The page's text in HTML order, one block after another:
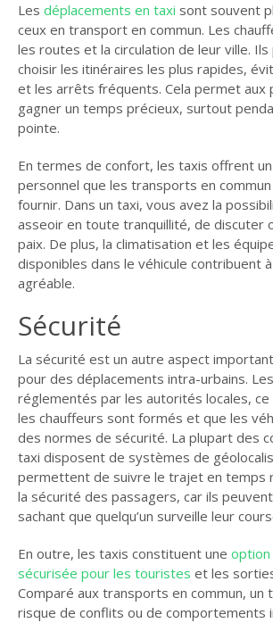
Les déplacements en taxi sont souvent
ceux en transport en commun. Les
les routes et la circulation de leur ville. Ils
choisir les itinéraires les plus rapides,
et les arrêts fréquents. Cela permet aux
gagner un temps précieux, surtout
pointe.
En termes de confort, les taxis offrent
personnel que les transports en
fournir. Dans un taxi, vous avez la
asseoir en toute tranquillité, de discuter
paix. De plus, la climatisation et les
disponibles dans le véhicule contribuent
agréable.
Sécurité
La sécurité est un autre aspect
pour des déplacements intra-urbains.
réglementés par les autorités locales,
les chauffeurs sont formés et que les
des normes de sécurité. La plupart des
taxi disposent de systèmes de
permettent de suivre le trajet en temps
la sécurité des passagers, car ils
sachant que quelqu’un surveille leur
En outre, les taxis constituent une
sécurisée pour les touristes et les
Comparé aux transports en commun, un
risque de conflits ou de comportements